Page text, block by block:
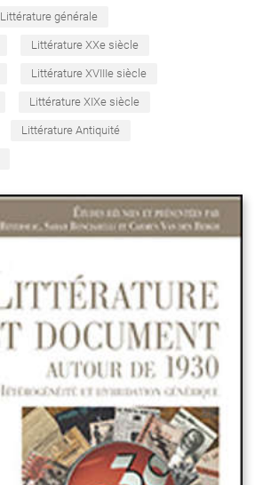
Littérature générale
Littérature XXe siècle
Littérature XVIIIe siècle
Littérature XIXe siècle
Littérature Antiquité